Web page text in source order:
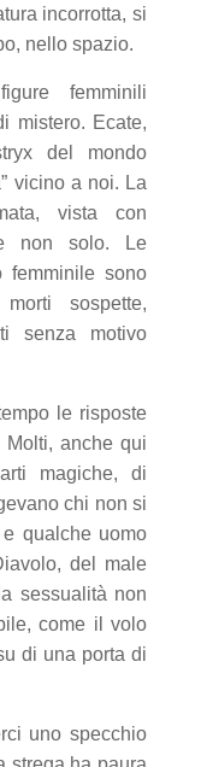
incorrotta, si
nello spazio.
femminili
mistero. Ecate,
del mondo
vicino a noi. La
vista con
non solo. Le
femminile sono
sospette,
senza motivo
le risposte
Molti, anche qui
magiche, di
chi non si
qualche uomo
del male
sessualità non
come il volo
di una porta di
uno specchio